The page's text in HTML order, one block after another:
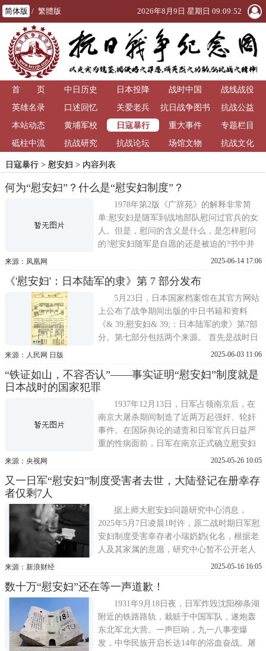
简体版 / 繁體版 2026年8月9日 星期日 09:09:52
首 页 中日历史 日本投降 战时中国
战线战役
英雄名录
口述回忆 关爱老兵
抗日战争图书
馆
抗战公益
本站动态
黄埔军校 日寇暴行 重大事件
专题栏目
砥柱中流
抗战研究 抗战论坛 场馆文物 抗战文化
日寇暴行> 慰安妇 > 内容列表
何为“慰安妇”？什么是“慰安妇制度”？
1978年第2版《广辞苑》的解释非常简
单:慰安妇是随军到战地部队慰问过官兵的女
人。但是，慰问的含义是什么，是怎样慰问
的?慰安妇随军是自愿的还是被迫的?书中并
没有答案。1983年第3版《广辞苑》对该词义
然，该辞典的解释仍然模糊了慰安妇一词的
真实含义，它无法反映历史上慰安妇受到的
来自日军官兵残酷无比
来源：凤凰网 2025-06-14 17:06
《'慰安妇'：日本陆军的隶》第 7 部分发布
5月23日，日本国家档案馆在其官方网站
上公布了战争期间出版的中日书籍和资料
《& 39;慰安妇& 39;：日本陆军的隶》第7部
分。第七部分包括两个来源。 首先是战时日
本出版物中与上海的慰安所(上海市档案馆)
的《在华日本人名单》第 31 版(日文)中，有
关于在上海市中心、江湾、五树等地设立的
海军慰安所、
来源：人民网 日版 2025-06-03 11:06
“铁证如山，不容否认”——事实证明“慰安妇”制度就是
日本战时的国家犯罪
1937年12月13日，日军占领南京后，在
南京大屠杀期间制造了近两万起强奸、轮奸
事件。在国际舆论的谴责和日军官兵日益严
重的性病面前，日军在南京正式确立慰安妇
制度。此后，慰安妇制度在侵华日军各部中
性，以及将女俘虏强逼为性奴隶等方式，导
妇。随着侵华战争的扩大，日军
来源：央视网 2025-05-26 10:05
又一日军“慰安妇”制度受害者去世，大陆登记在册幸存
者仅剩7人
据上师大慰安妇问题研究中心消息，
2025年5月7日凌晨1时许，原二战时期日军慰
安妇制度受害幸存者小瑞奶奶(化名，根据老
人及其家属的意愿，研究中心暂不公开老人
的个人信息)在湖南华容县去世，享年96岁。
月10日，日军侵占华容县，并在城关、南
山、沙口等地设立军事据点。春夏时节，13
岁的小瑞奶奶不幸被进村
来源：新浪财经 2025-05-16 16:05
数十万“慰安妇”还在等一声道歉！
1931年9月18日夜，日军炸毁沈阳柳条湖
附近的铁路路轨，栽赃于中国军队，遂炮轰
东北军北大营。一声巨响，九一八事变爆
发，中华民族开启长达14年的浴血奋战。屠